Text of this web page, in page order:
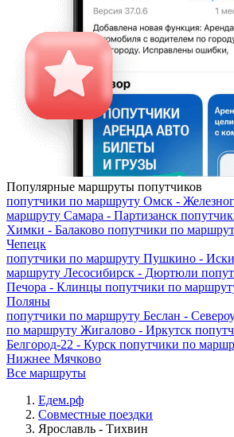
Популярные маршруты попутчиков
попутчики по маршруту Омск -
маршруту Самара - Партизанск
Химки - Балаково попутчики по
Чепецк
попутчики по маршруту Пушкино -
маршруту Лесосибирск - Дюртюли
Печора - Клинцы попутчики по
Поляны
попутчики по маршруту Беслан -
по маршруту Жигалово - Иркутск
Белгород-22 - Курск попутчики по
Нижнее Мячково
Все маршруты
Едем.рф
Совместные поездки
Ярославль - Тихвин